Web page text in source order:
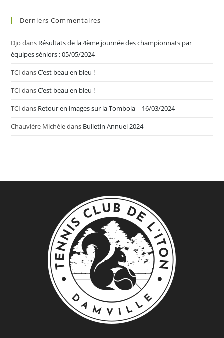
Derniers Commentaires
Djo dans Résultats de la 4ème journée des championnats par
équipes séniors : 05/05/2024
TCI dansC’est beau en bleu !
TCI dansC’est beau en bleu !
TCI dans Retour en images sur la Tombola – 16/03/2024
Chauvière Michèledans Bulletin Annuel 2024